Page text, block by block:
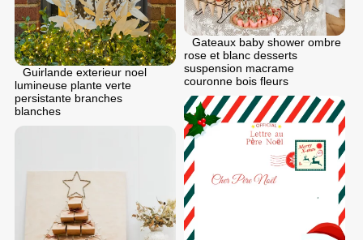
Gateaux baby shower ombre
rose et blanc desserts
suspension macrame
couronne bois fleurs
Guirlande exterieur noel
lumineuse plante verte
persistante branches
blanches